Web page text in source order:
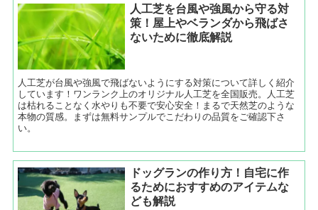
人工芝を台風や強風から守る対
策！屋上やベランダから飛ばさ
ないために徹底解説
人工芝が台風や強風で飛ばないようにする対策について詳しく紹介
しています！ワンランク上のオリジナル人工芝を全国販売。人工芝
は枯れることなく水やりも不要で安心安全！まるで天然芝のような
本物の質感。まずは無料サンプルでこだわりの品質をご確認下さ
い。
ドッグランの作り方！自宅に作
るためにおすすめのアイテムな
ども解説